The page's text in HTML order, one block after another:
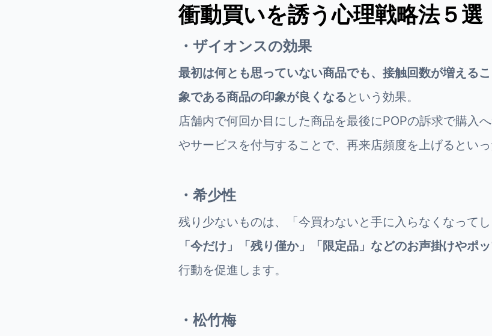
衝動買いを誘う心理戦略法５選
・ザイオンスの効果
最初は何とも思っていない商品でも、接触回数が増える
象である商品の印象が良くなる という効果。
店舗内で何回か目にした商品を最後にPOPの訴求で購入
やサービスを付与することで、再来店頻度を上げるといっ
・希少性
残り少ないものは、「今買わないと手に入らなくなってし
「今だけ」「残り僅か」「限定品」などのお声掛けやポ
行動を促進します。
・松竹梅